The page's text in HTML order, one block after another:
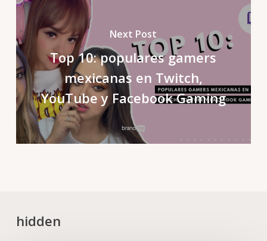
Next Post
Top 10: populares gamers
mexicanas en Twitch,
YouTube y Facebook Gaming
hidden